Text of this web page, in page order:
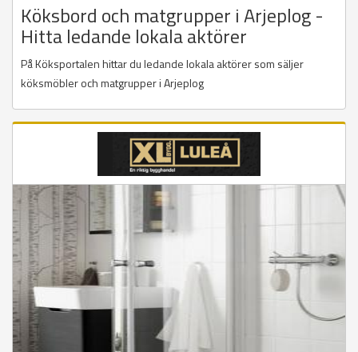
Köksbord och matgrupper i Arjeplog -
Hitta ledande lokala aktörer
På Köksportalen hittar du ledande lokala aktörer som säljer
köksmöbler och matgrupper i Arjeplog